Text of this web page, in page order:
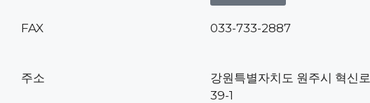
FAX 033-733-2887
주소
강원특별자치도 원주시 혁신로
39-1